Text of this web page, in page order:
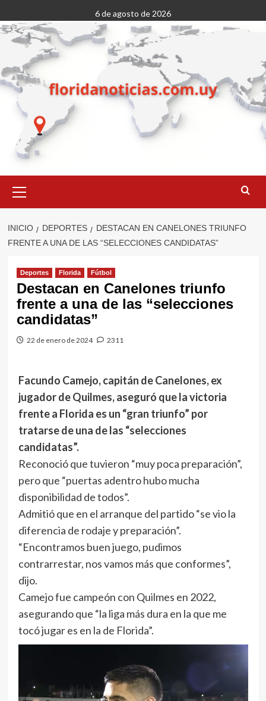
al
contenido
6 de agosto de 2026
primario
INICIO DEPORTES
DESTACAN EN CANELONES TRIUNFO
FRENTE A UNA DE LAS “SELECCIONES CANDIDATAS”
Deportes Florida Fútbol
Destacan en Canelones triunfo
frente a una de las “selecciones
candidatas”
22 de enero de 2024 2311
Facundo Camejo, capitán de Canelones, ex
jugador de Quilmes, aseguró que la victoria
frente a Florida es un “gran triunfo” por
tratarse de una de las “selecciones
candidatas”.
Reconoció que tuvieron “muy poca preparación”,
pero que “puertas adentro hubo mucha
disponibilidad de todos”.
Admitió que en el arranque del partido “se vio la
diferencia de rodaje y preparación”.
“Encontramos buen juego, pudimos
contrarrestar, nos vamos más que conformes”,
dijo.
Camejo fue campeón con Quilmes en 2022,
asegurando que “la liga más dura en la que me
tocó jugar es en la de Florida”.